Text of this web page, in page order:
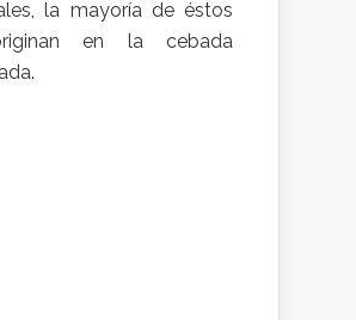
la mayoría de éstos
en la cebada